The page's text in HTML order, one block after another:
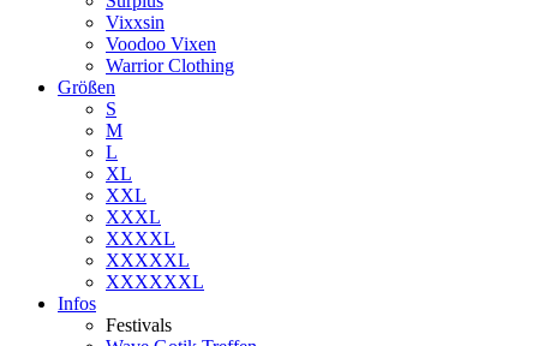
Vixxsin
Voodoo Vixen
Warrior Clothing
Größen
S
M
L
XL
XXL
XXXL
XXXXL
XXXXXL
XXXXXXL
Infos
Festivals